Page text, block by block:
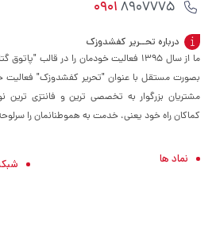
09018907775
درباره تحــریر کفشدوزک
ما از سال ۱۳۹۵ فعالیت خودمان را در قالب
بصورت مستقل با عنوان "تحریر کفشدوزک" فعالیت
مشتریان بزرگوار به تخصصی ترین و فانتزی ترین
کماکان راه خود یعنی، خدمت به هموطنانمان را
نماد ها